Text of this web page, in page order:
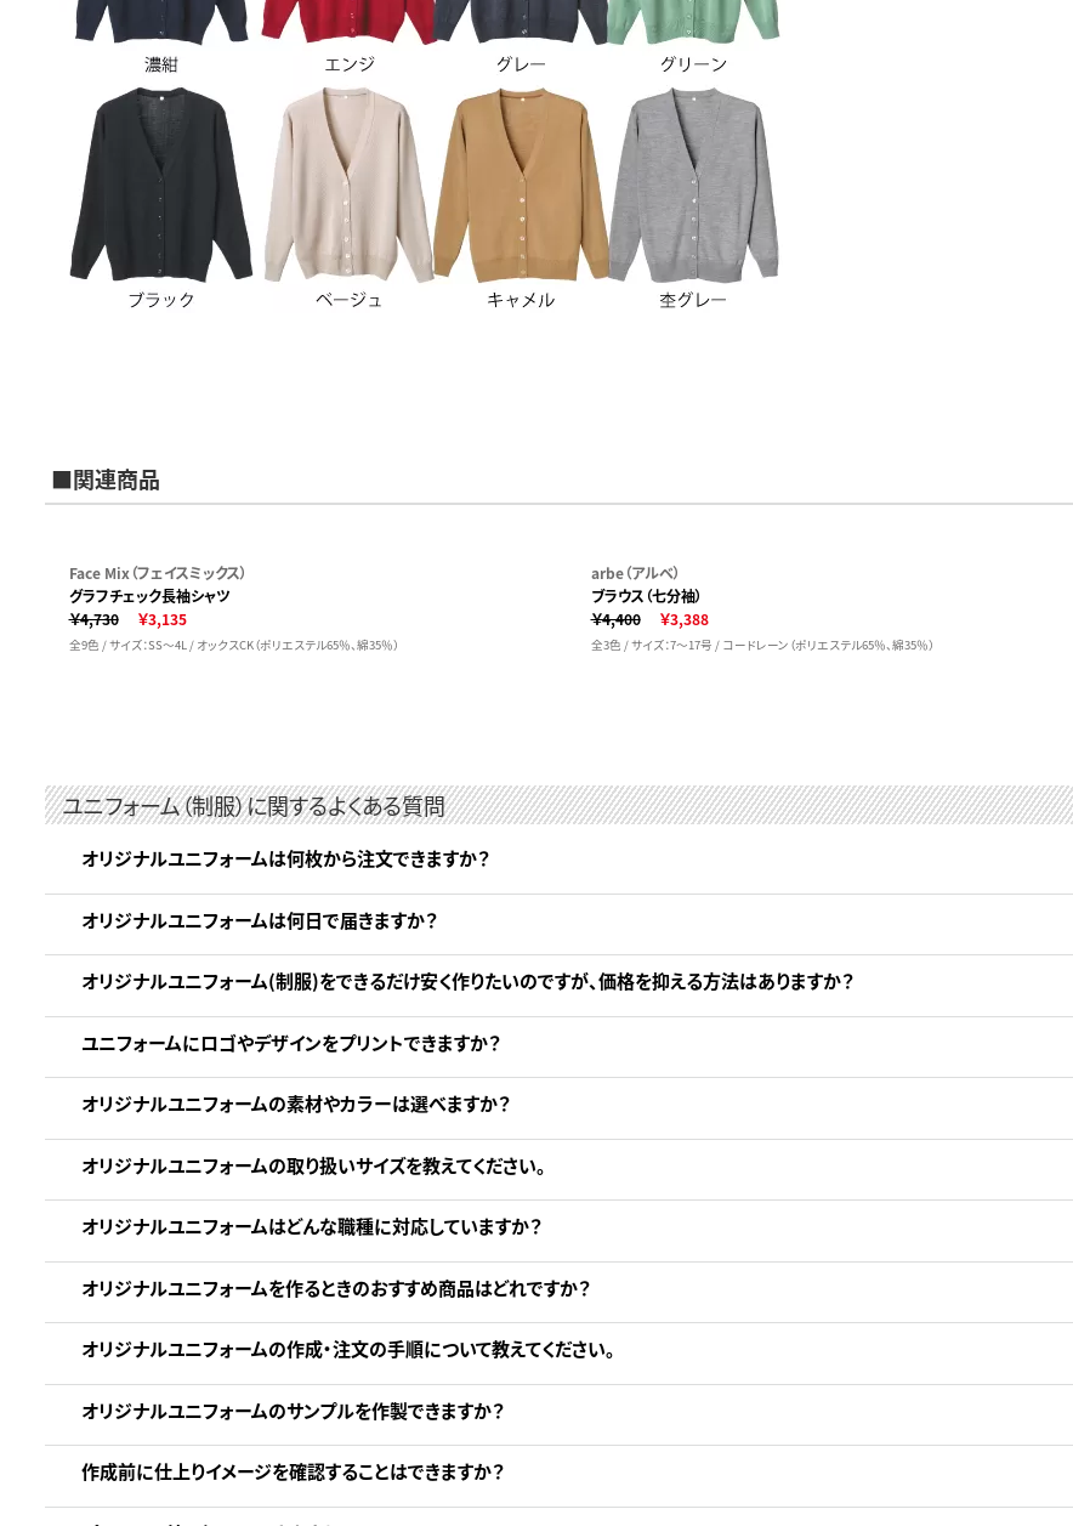
■関連商品
Face Mix（フェイスミックス）
グラフチェック長袖シャツ
￥4,730
￥3,135
全9色 / サイズ：SS～4L / オックスCK（ポリエステル65％、綿35％）
arbe（アルベ）
ブラウス（七分袖）
￥4,400
￥3,388
全3色 / サイズ：7～17号 / コードレーン（ポリエステル65％、綿35％）
ユニフォーム（制服）に関するよくある質問
オリジナルユニフォームは何枚から注文できますか？
オリジナルユニフォームは何日で届きますか？
オリジナルユニフォーム(制服)をできるだけ安く作りたいのですが、価格を抑える方法はありますか？
ユニフォームにロゴやデザインをプリントできますか？
オリジナルユニフォームの素材やカラーは選べますか？
オリジナルユニフォームの取り扱いサイズを教えてください。
オリジナルユニフォームはどんな職種に対応していますか？
オリジナルユニフォームを作るときのおすすめ商品はどれですか？
オリジナルユニフォームの作成・注文の手順について教えてください。
オリジナルユニフォームのサンプルを作製できますか？
作成前に仕上りイメージを確認することはできますか？